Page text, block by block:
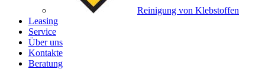
Reinigung von Klebstoffen
Leasing
Service
Über uns
Kontakte
Beratung